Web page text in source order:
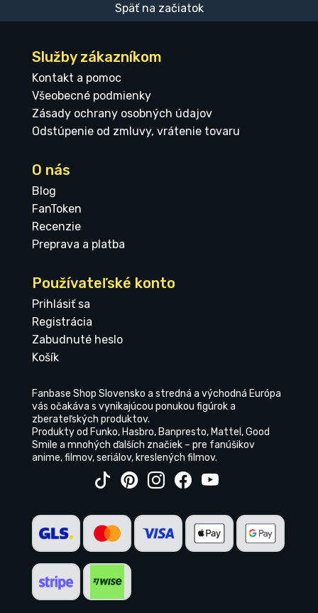
Späť na začiatok
Služby zákazníkom
Kontakt a pomoc
Všeobecné podmienky
Zásady ochrany osobných údajov
Odstúpenie od zmluvy, vrátenie tovaru
O nás
Blog
FanToken
Recenzie
Preprava a platba
Používateľské konto
Prihlásiť sa
Registrácia
Zabudnuté heslo
Košík
Fanbase Shop Slovensko a stredná a východná Európa
vás očakáva s vynikajúcou ponukou figúrok a
zberateľských produktov.
Produkty od Funko, Hasbro, Banpresto, Mattel, Good
Smile a mnohých ďalších značiek – pre fanúšikov
anime, filmov, seriálov, kreslených filmov.